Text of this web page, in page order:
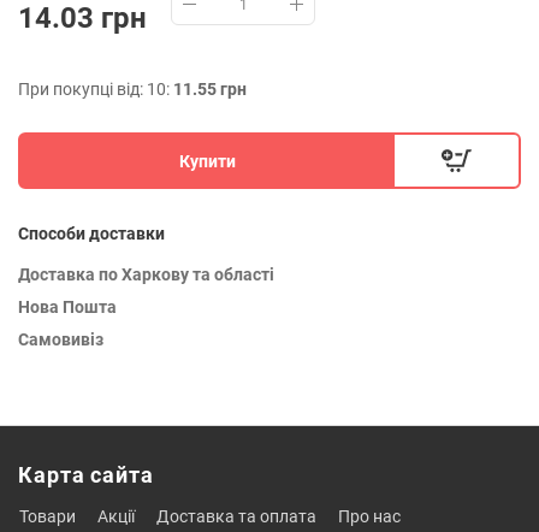
14.03 грн
При покупці від: 10: 11.55 грн
Купити
Способи доставки
Доставка по Харкову та області
Нова Пошта
Самовивіз
Карта сайта
товари акції доставка та оплата
про нас